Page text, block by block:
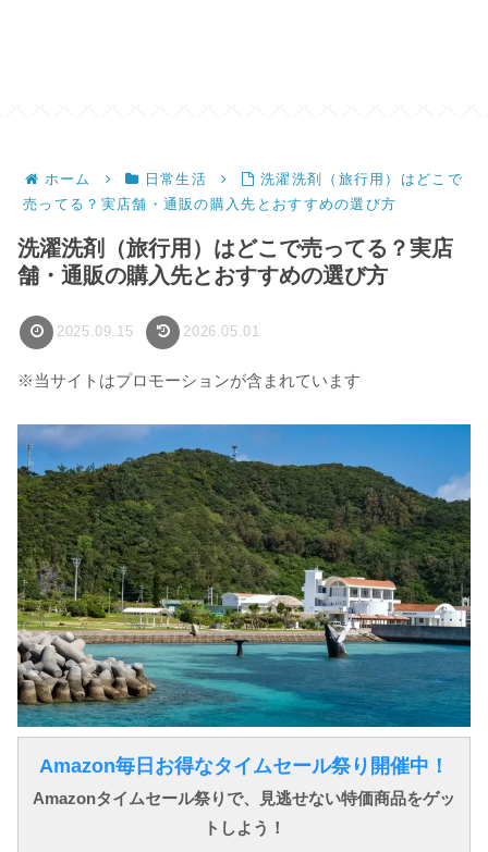
ホーム 日常生活
洗濯洗剤（旅行用）はどこで
売ってる？実店舗・通販の購入先とおすすめの選び方
洗濯洗剤（旅行用）はどこで売ってる？実店
舗・通販の購入先とおすすめの選び方
2025.09.15 2026.05.01
※当サイトはプロモーションが含まれています
Amazon毎日お得なタイムセール祭り開催中！
Amazonタイムセール祭りで、見逃せない特価商品をゲッ
トしよう！